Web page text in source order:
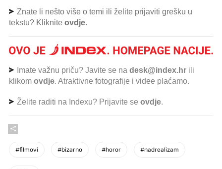
Znate li nešto više o temi ili želite prijaviti grešku u
tekstu? Kliknite ovdje.
Imate važnu priču? Javite se na desk@index.hr ili
klikom ovdje. Atraktivne fotografije i videe plaćamo.
Želite raditi na Indexu? Prijavite se ovdje.
#filmovi #bizarno #horor #nadrealizam